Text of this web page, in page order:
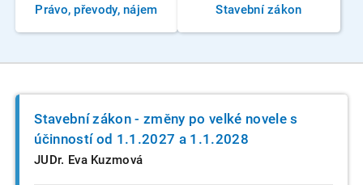
Právo, převody, nájem Stavební zákon
Stavební zákon - změny po velké novele s
účinností od 1.1.2027 a 1.1.2028
JUDr. Eva Kuzmová